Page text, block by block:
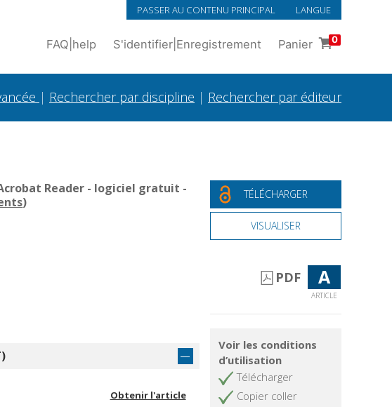
PASSER AU CONTENU PRINCIPAL LANGUE
FAQ help S'identifier Enregistrement Panier 0
| Rechercher par discipline | Rechercher par éditeur
Reader - logiciel gratuit -
)
Obtenir l'article
TÉLÉCHARGER
VISUALISER
PDF A
ARTICLE
Voir les conditions
d’utilisation
Télécharger
Copier coller